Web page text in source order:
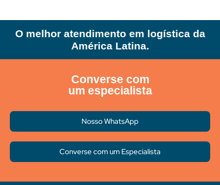
O melhor atendimento em logística da
América Latina.
Converse com
um especialista
Nosso WhatsApp
Converse com um Especialista